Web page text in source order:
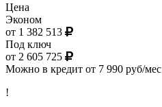
Цена
Эконом
от 1 382 513
Под ключ
от 2 605 725
Можно в кредит от 7 990 руб/мес
!